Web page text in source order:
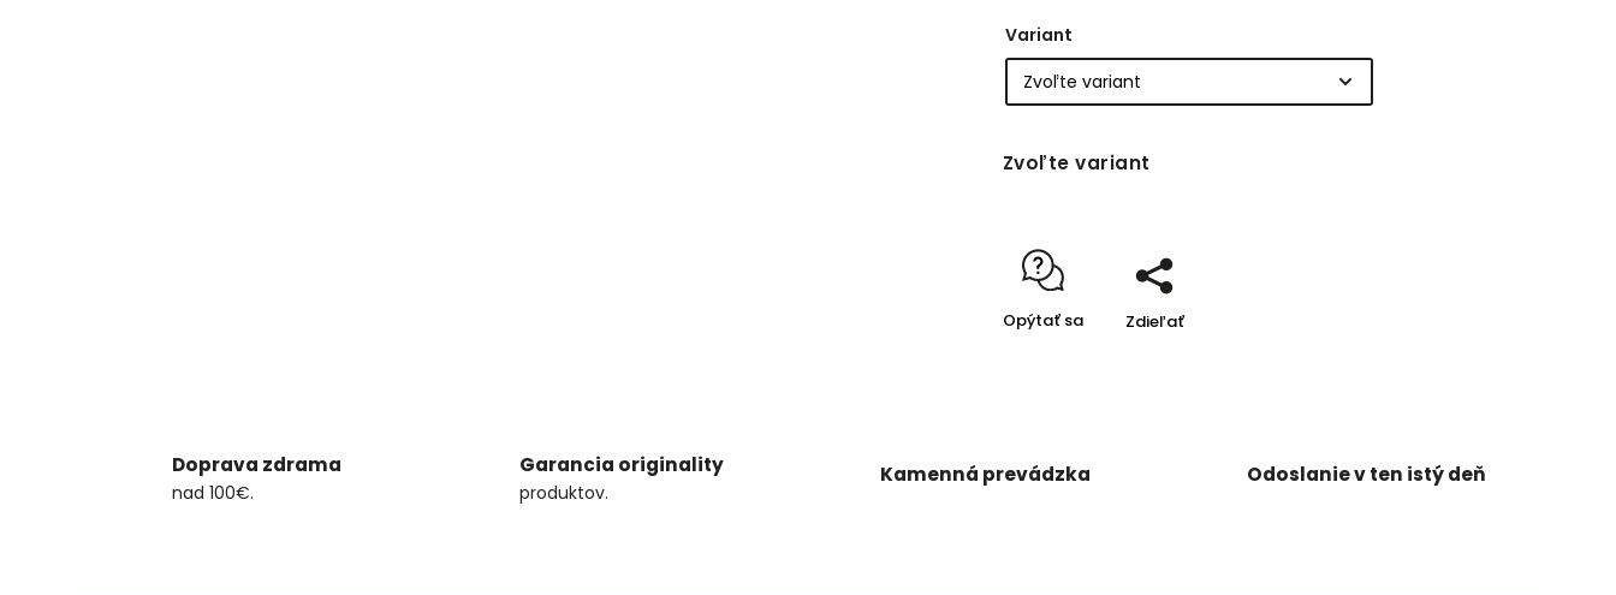
Variant
Zvoľte variant
Opýtať sa Zdieľať
Doprava zdrama
nad 100€.
Garancia originality
produktov.
Kamenná prevádzka Odoslanie v ten istý deň